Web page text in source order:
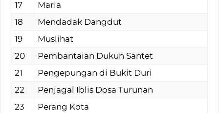
17
Maria
18
Mendadak Dangdut
19
Muslihat
20
Pembantaian Dukun Santet
21
Pengepungan di Bukit Duri
22
Penjagal Iblis Dosa Turunan
23
Perang Kota